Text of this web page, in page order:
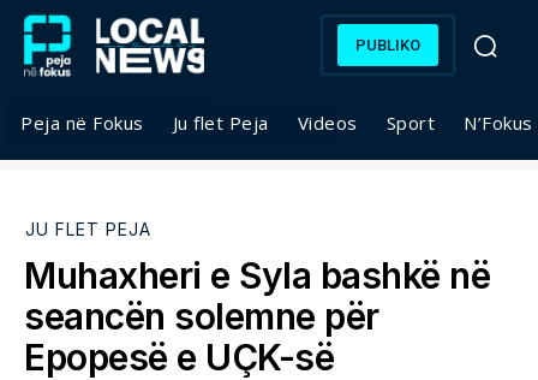
PUBLIKO
Peja në Fokus Ju flet Peja Videos Sport
JU FLET PEJA
Muhaxheri e Syla bashkë në
seancën solemne për
Epopesë e UÇK-së